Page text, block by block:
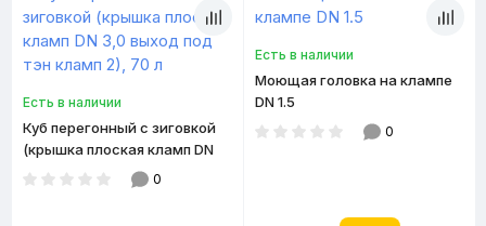
Есть в наличии
Куб перегонный с зиговкой
(крышка плоская кламп DN
3,0 выход под тэн кламп 2),
0
Есть в наличии
Моющая головка на клампе
DN 1.5
0